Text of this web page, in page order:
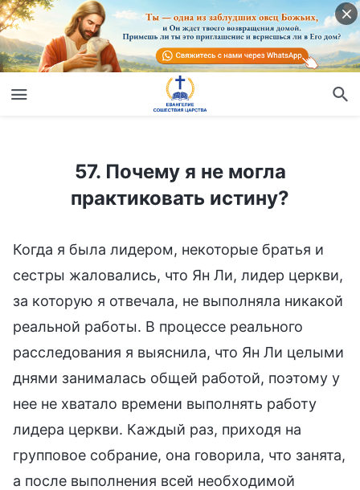
57. Почему я не могла практиковать истину?
57. Почему я не могла
практиковать истину?
Когда я была лидером, некоторые братья и
сестры жаловались, что Ян Ли, лидер церкви,
за которую я отвечала, не выполняла никакой
реальной работы. В процессе реального
расследования я выяснила, что Ян Ли целыми
днями занималась общей работой, поэтому у
нее не хватало времени выполнять работу
лидера церкви. Каждый раз, приходя на
групповое собрание, она говорила, что занята,
а после выполнения всей необходимой